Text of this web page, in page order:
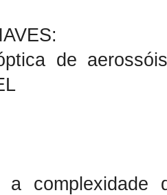
de
a complexidade